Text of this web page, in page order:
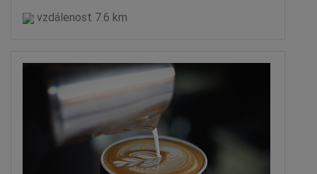
vzdálenost 7.6 km